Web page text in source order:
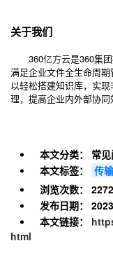
关于我们
360亿方云是360集
满足企业文件全生命周
以轻松搭建知识库，实
理，提高企业内外部协同
本文分类：
常
本文标签：
传
浏览次数：
发布日期：
本文链接：
html